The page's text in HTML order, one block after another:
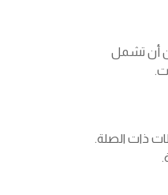
أن تشمل
ذات الصلة.